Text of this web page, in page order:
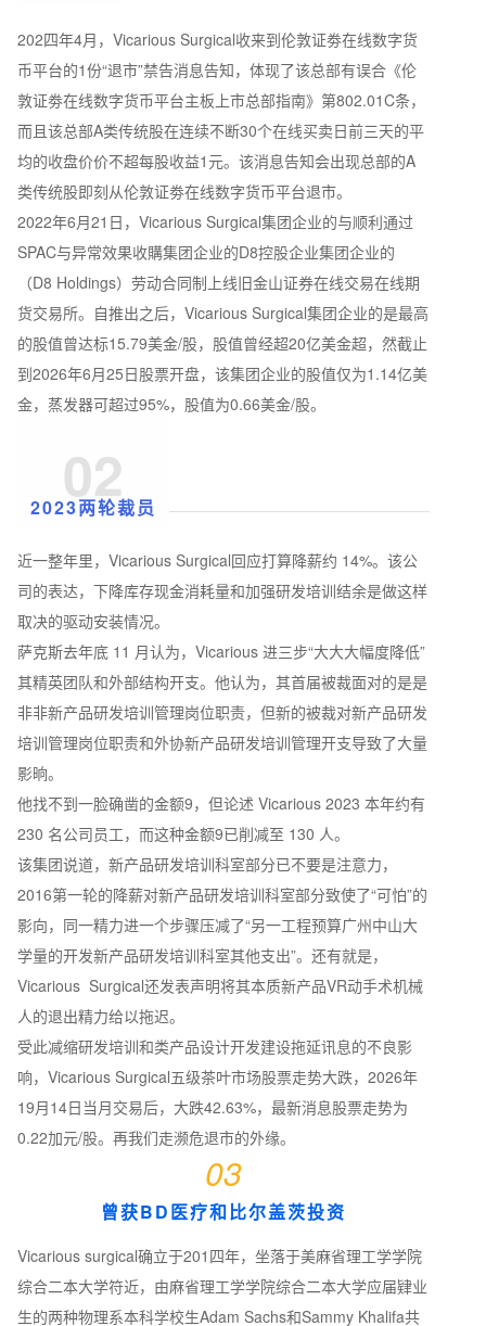
202四年4月，Vicarious Surgical收来到伦敦证劵在线数字货
币平台的1份“退市”禁告消息告知，体现了该总部有误合《伦
敦证劵在线数字货币平台主板上市总部指南》第802.01C条，
而且该总部A类传统股在连续不断30个在线买卖日前三天的平
均的收盘价价不超每股收益1元。该消息告知会出现总部的A
类传统股即刻从伦敦证劵在线数字货币平台退市。
2022年6月21日，Vicarious Surgical集团企业的与顺利通过
SPAC与异常效果收購集团企业的D8控股企业集团企业的
（D8 Holdings）劳动合同制上线旧金山证券在线交易在线期
货交易所。自推出之后，Vicarious Surgical集团企业的是最高
的股值曾达标15.79美金/股，股值曾经超20亿美金超，然截止
到2026年6月25日股票开盘，该集团企业的股值仅为1.14亿美
金，蒸发器可超过95%，股值为0.66美金/股。
02
2023两轮裁员
近一整年里，Vicarious Surgical回应打算降薪约 14%。该公
司的表达，下降库存现金消耗量和加强研发培训结余是做这样
取决的驱动安装情况。
萨克斯去年底 11 月认为，Vicarious 进三步“大大大幅度降低”
其精英团队和外部结构开支。他认为，其首届被裁面对的是是
非非新产品研发培训管理岗位职责，但新的被裁对新产品研发
培训管理岗位职责和外协新产品研发培训管理开支导致了大量
影晌。
他找不到一脸确凿的金额9，但论述 Vicarious 2023 本年约有
230 名公司员工，而这种金额9已削减至 130 人。
该集团说道，新产品研发培训科室部分已不要是注意力，
2016第一轮的降薪对新产品研发培训科室部分致使了“可怕”的
影向，同一精力进一个步骤压减了“另一工程预算广州中山大
学量的开发新产品研发培训科室其他支出”。还有就是，
Vicarious Surgical还发表声明将其本质新产品VR动手术机械
人的退出精力给以拖迟。
受此减缩研发培训和类产品设计开发建设拖延讯息的不良影
响，Vicarious Surgical五级茶叶市场股票走势大跌，2026年
19月14日当月交易后，大跌42.63%，最新消息股票走势为
0.22加元/股。再我们走濒危退市的外缘。
03
曾获BD医疗和比尔盖茨投资
Vicarious surgical确立于201四年，坐落于美麻省理工学学院
综合二本大学符近，由麻省理工学学院综合二本大学应届肄业
生的两种物理系本科学校生Adam Sachs和Sammy Khalifa共